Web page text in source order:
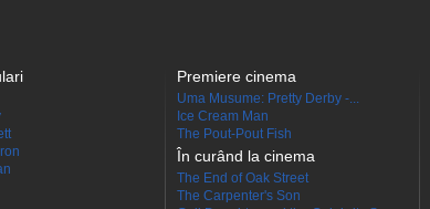
Premiere cinema
Uma Musume: Pretty Derby -...
Ice Cream Man
The Pout-Pout Fish
În curând la cinema
The End of Oak Street
The Carpenter's Son